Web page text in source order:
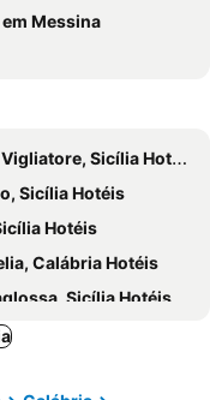
di Milazzo
Messina
Sicília Hotéis
Sicília Hotéis
Hotéis
Calábria Hotéis
Sicília Hotéis
Island, Sicília Hotéis